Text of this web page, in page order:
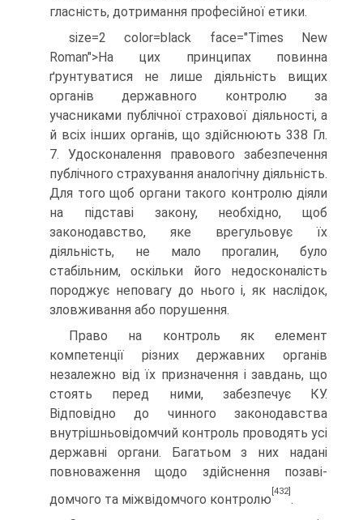
гласність, дотримання професійної етики.
size=2 color=black face="Times New
Roman">На цих принципах повинна
ґрунтуватися не лише діяльність вищих
органів державного контролю за
учасниками публічної страхової діяльності, а
й всіх інших органів, що здійснюють 338 Гл.
7. Удосконалення правового забезпечення
публічного страхування аналогічну діяльність.
Для того щоб органи такого контролю діяли
на підставі закону, необхідно, щоб
законодавство, яке врегульовує їх
діяльність, не мало прогалин, було
стабільним, оскільки його недосконалість
породжує неповагу до нього і, як наслідок,
зловживання або порушення.
Право на контроль як елемент
компетенції різних державних органів
незалежно від їх призначення і завдань, що
стоять перед ними, забезпечує КУ.
Відповідно до чинного законодавства
внутрішньовідомчий контроль проводять усі
державні органи. Багатьом з них надані
повноваження щодо здійснення позаві­
домчого та міжвідомчого контролю
[432]
.